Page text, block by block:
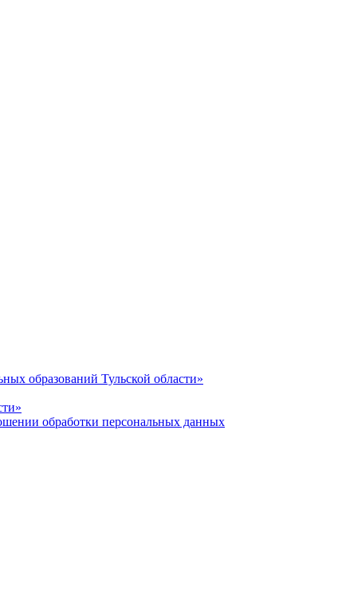
образований Тульской области»
обработки персональных данных